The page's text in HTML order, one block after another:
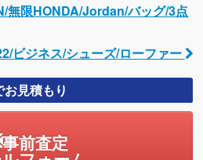
無限HONDA/Jordan/バッグ/3点
ビジネス/シューズ/ローファー
見積もり
事前査定